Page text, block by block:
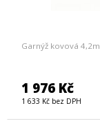
Garnýž kovová
1 976 Kč
1 633 Kč bez DPH